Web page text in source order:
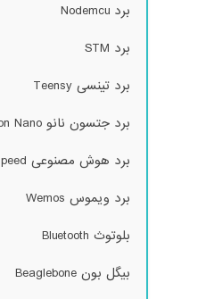
برد Nodemcu
برد STM
برد تینسی Teensy
برد جتسون نانو Jetson Nano
برد هوش مصنوعی Sipeed
برد ویموس Wemos
بلوتوث Bluetooth
بیگل بون Beaglebone